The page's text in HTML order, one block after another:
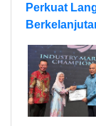
Perkuat